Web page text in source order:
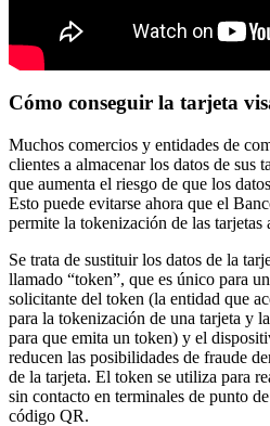
Cómo conseguir la tarjeta
Muchos comercios y entidades de
clientes a almacenar los datos de sus
que aumenta el riesgo de que los
Esto puede evitarse ahora que el
permite la tokenización de las tarjetas
Se trata de sustituir los datos de la
llamado “token”, que es único para
solicitante del token (la entidad que
para la tokenización de una tarjeta y
para que emita un token) y el
reducen las posibilidades de fraude
de la tarjeta. El token se utiliza para
sin contacto en terminales de punto
código QR.